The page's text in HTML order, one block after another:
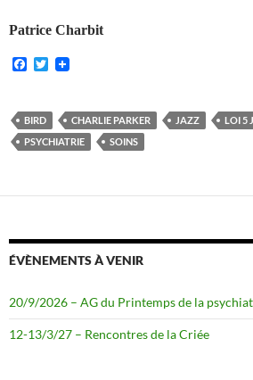
Patrice Charbit
F
b
o
o
T
e
r
BIRD CHARLIE PARKER JAZZ LOI 5
PSYCHIATRIE
SOINS
ÉVÈNEMENTS À VENIR
20/9/2026 – AG du Printemps de la
12-13/3/27 – Rencontres de la Criée